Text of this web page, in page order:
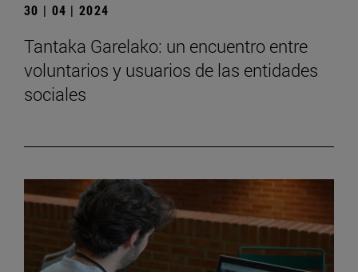
30 | 04 | 2024
Tantaka Garelako: un encuentro entre
voluntarios y usuarios de las entidades
sociales